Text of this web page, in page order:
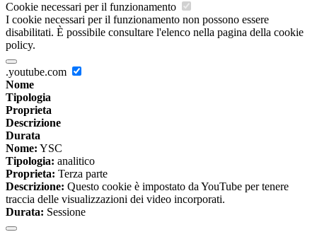
Cookie necessari per il funzionamento
I cookie necessari per il funzionamento non possono essere
disabilitati. È possibile consultare l'elenco nella pagina della cookie
policy.
.youtube.com
Nome
Tipologia
Proprieta
Descrizione
Durata
Nome: YSC
Tipologia: analitico
Proprieta: Terza parte
Descrizione: Questo cookie è impostato da YouTube per tenere
traccia delle visualizzazioni dei video incorporati.
Durata: Sessione